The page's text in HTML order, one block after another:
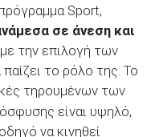
Sport,
σε άνεση και
την επιλογή των
το ρόλο της. Το
τηρουμένων των
είναι υψηλό,
να κινηθεί